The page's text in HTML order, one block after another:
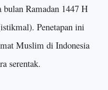
Ramadan 1447 H
Penetapan ini
Muslim di Indonesia
serentak.